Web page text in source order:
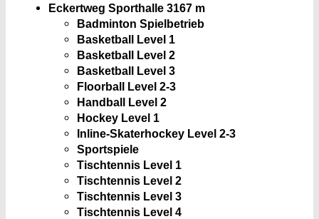
Eckertweg Sporthalle 3167 m
Badminton Spielbetrieb
Basketball Level 1
Basketball Level 2
Basketball Level 3
Floorball Level 2-3
Handball Level 2
Hockey Level 1
Inline-Skaterhockey Level 2-3
Sportspiele
Tischtennis Level 1
Tischtennis Level 2
Tischtennis Level 3
Tischtennis Level 4